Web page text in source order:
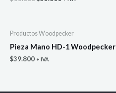
$65.000.$53.800.
Productos Woodpecker
Pieza Mano HD-1 Woodpecker
$39.800 + IVA